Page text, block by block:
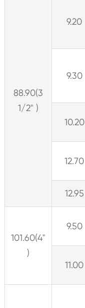
88.90(3
1/2" )
9.20
9.30
10.20
12.70
12.95
101.60(4"
)
9.50
11.00